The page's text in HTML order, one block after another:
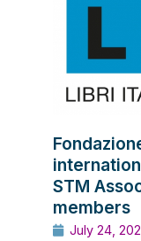
STM
members
July 24,